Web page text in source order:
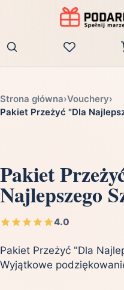
Strona główna›Vouchery›
Pakiet Przeżyć "Dla
Pakiet
Najlepszego
4.0
Pakiet Przeżyć "Dla
Wyjątkowe